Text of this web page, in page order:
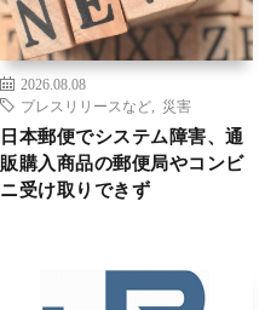
2026.08.08
プレスリリースなど
災害
日本郵便でシステム障害、通
販購入商品の郵便局やコンビ
ニ受け取りできず